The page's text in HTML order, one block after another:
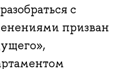
с
призван